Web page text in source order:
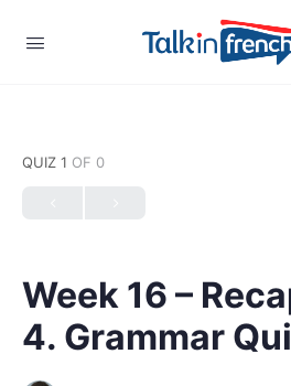
QUIZ 1 OF 0
Week 16 –
4. Grammar